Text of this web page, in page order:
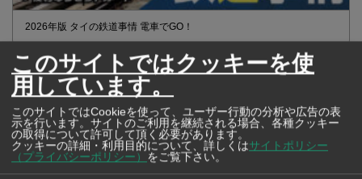
2026年版 タイの鉄道事情 電車でGO！
このサイトではクッキーを使
用しています。
このサイトではCookieを使って、ユーザー行動の分析や広告の表
示を行います。サイトのご利用を継続される場合、各種クッキー
の取得について許可して頂く必要があります。
クッキーの詳細・利用目的について、詳しくはサイトポリシー
（プライバシーポリシー）
をご覧下さい。